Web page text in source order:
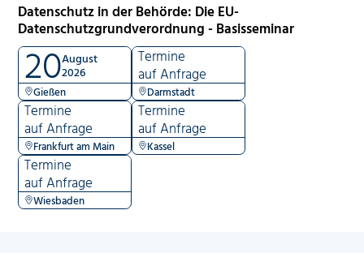
Datenschutz in der Behörde: Die EU-
Datenschutzgrundverordnung - Basisseminar
20August
2026
Gießen
Termine
auf Anfrage
Darmstadt
Termine
auf Anfrage
Frankfurt am Main
Termine
auf Anfrage
Kassel
Termine
auf Anfrage
Wiesbaden